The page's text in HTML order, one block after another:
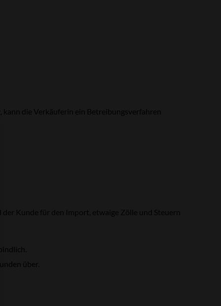
die Verkäuferin ein Betreibungsverfahren
Kunde für den Import, etwaige Zölle und Steuern
über.